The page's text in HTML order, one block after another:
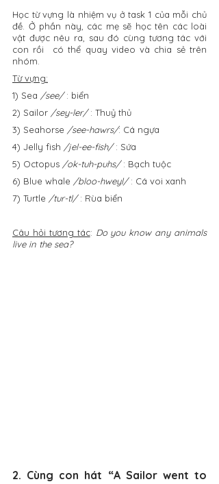
Học từ vựng là nhiệm vụ ở task 1 của mỗi chủ
đề. Ở phần này, các mẹ sẽ học tên các loài
vật được nêu ra, sau đó cùng tương tác với
con rồi  có thể quay video và chia sẻ trên
nhóm.
Từ vựng:
1) Sea /see/ : biển
2) Sailor /sey-ler/ : Thuỷ thủ
3) Seahorse /see-hawrs/: Cá ngựa
4) Jelly fish /jel-ee-fish/ : Sứa
5) Octopus /ok-tuh-puhs/ : Bạch tuộc
6) Blue whale /bloo-hweyl/ : Cá voi xanh
7) Turtle /tur-tl/ : Rùa biển
Câu hỏi tương tác: Do you know any animals
live in the sea?
2. Cùng con hát “A Sailor went to